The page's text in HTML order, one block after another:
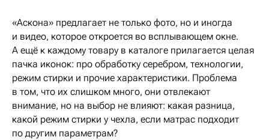
«Аскона» предлагает не только фото, но и иногда
и видео, которое откроется во всплывающем окне.
А ещё к каждому товару в каталоге прилагается целая
пачка иконок: про обработку серебром, технологии,
режим стирки и прочие характеристики. Проблема
в том, что их слишком много, они отвлекают
внимание, но на выбор не влияют: какая разница,
какой режим стирки у чехла, если матрас подходит
по другим параметрам?